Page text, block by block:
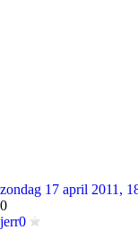
zondag 17 april 2011,
0
jerr0